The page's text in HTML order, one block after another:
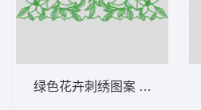
绿色花卉刺绣图案 花型